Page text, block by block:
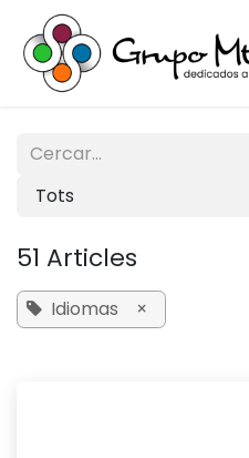
Skip to Content
Tots
51 Articles
Idiomas ×